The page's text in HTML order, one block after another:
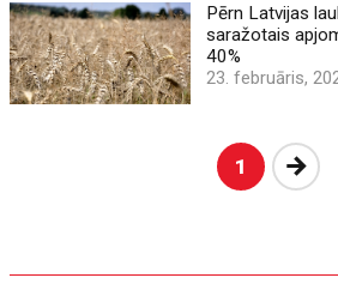
Pērn Latvijas
saražotais
40%
23. februāris,
1